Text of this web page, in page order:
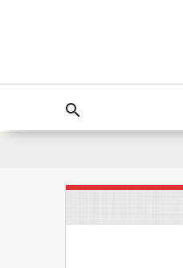
search